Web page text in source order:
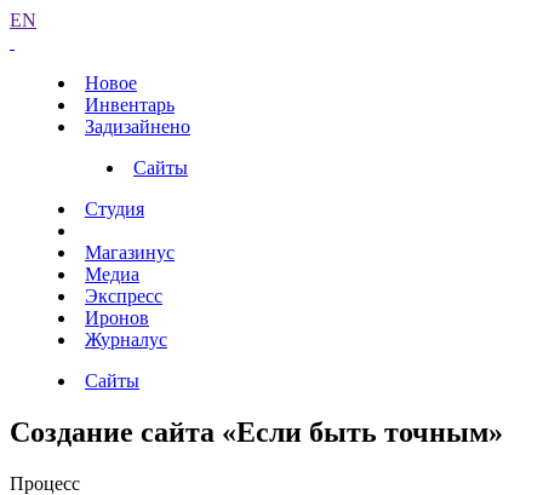
EN
Новое
Инвентарь
Задизайнено
Сайты
Студия
Магазинус
Медиа
Экспресс
Иронов
Журналус
Сайты
Создание сайта «Если быть точным»
Процесс